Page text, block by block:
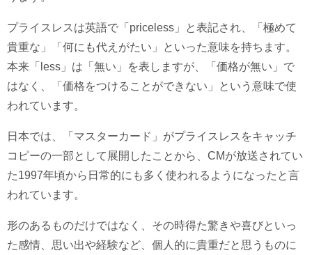
プライスレスは英語で「priceless」と表記され、「極めて
貴重な」「何にも代えがたい」といった意味を持ちます。
本来「less」は「無い」を表しますが、「価格が無い」で
はなく、「価格をつけることができない」という意味で使
われています。
日本では、「マスターカード」がプライスレスをキャッチ
コピーの一部として展開したことから、CMが放送されてい
た1997年頃から日常的にも多く使われるようになったと言
われています。
形のあるものだけではなく、その時得た驚きや喜びといっ
た感情、思い出や経験など、個人的に貴重だと思うものに